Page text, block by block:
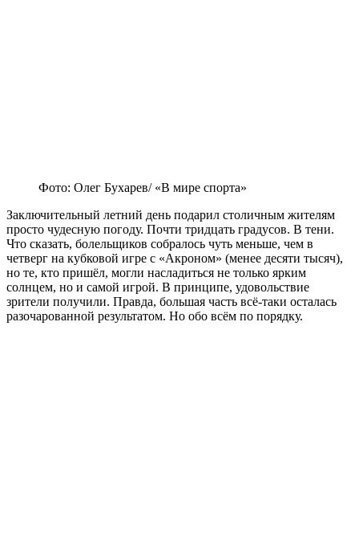
Фото: Олег Бухарев/ «В мире спорта»
Заключительный летний день подарил столичным жителям
просто чудесную погоду. Почти тридцать градусов. В тени.
Что сказать, болельщиков собралось чуть меньше, чем в
четверг на кубковой игре с «Акроном» (менее десяти тысяч),
но те, кто пришёл, могли насладиться не только ярким
солнцем, но и самой игрой. В принципе, удовольствие
зрители получили. Правда, большая часть всё-таки осталась
разочарованной результатом. Но обо всём по порядку.